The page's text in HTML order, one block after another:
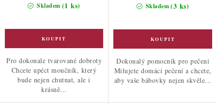
Skladem (1 ks)
Pro dokonale tvarované dobroty
Chcete upéct moučník, který
bude nejen chutnat, ale i
krásně...
Skladem(3 ks)
Dokonalý pomocník pro pečení
Milujete domácí pečení a chcete,
aby vaše bábovky nejen skvěle...